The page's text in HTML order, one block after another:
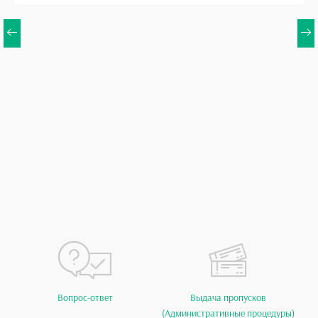
Вопрос-ответ
Выдача пропусков
(Административные процедуры)